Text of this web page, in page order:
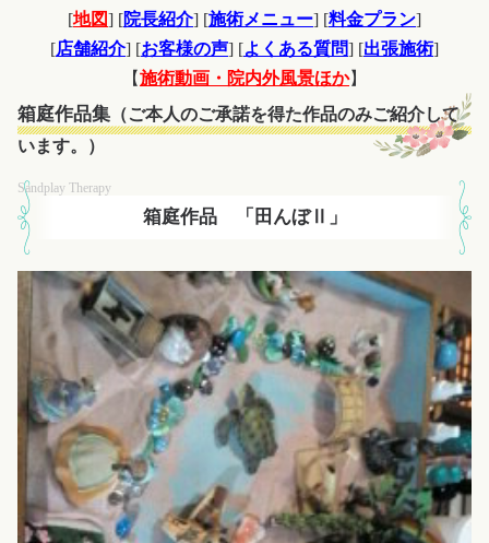
[地図] [院長紹介] [施術メニュー] [料金プラン]
[店舗紹介] [お客様の声] [よくある質問] [出張施術]
【施術動画・院内外風景ほか】
箱庭作品集 （ご本人のご承諾を得た作品のみご紹介して
います。）
Sandplay Therapy
箱庭作品 「田んぼⅡ」